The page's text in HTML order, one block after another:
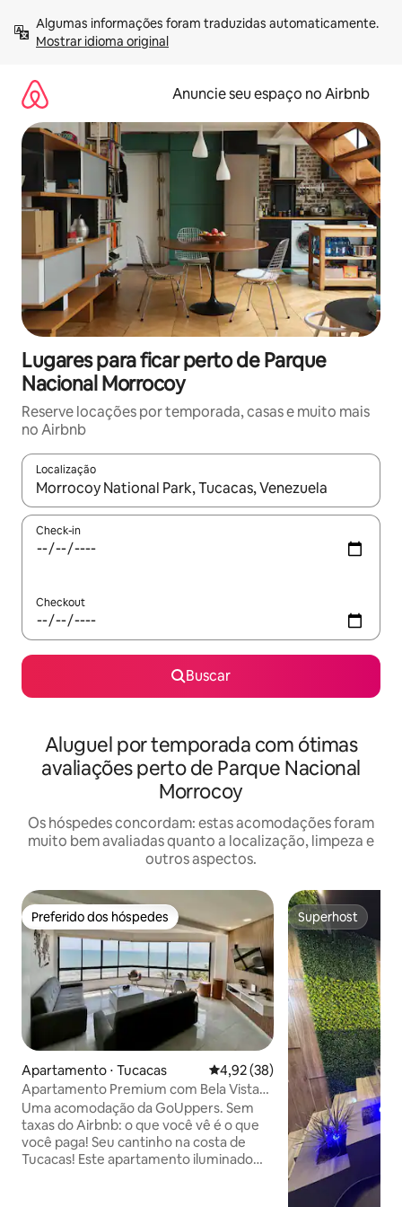
para
Mostrar idioma original
Anuncie seu espaço no Airbnb
Lugares para ficar perto de Parque
Nacional Morrocoy
Reserve locações por temporada, casas e muito mais
no Airbnb
Localização
Quando os resultados estiverem disponíveis, explore-os
Check-in
Checkout
Buscar
Aluguel por temporada com ótimas
avaliações perto de Parque Nacional
Morrocoy
Os hóspedes concordam: estas acomodações foram
muito bem avaliadas quanto a localização, limpeza e
outros aspectos.
Preferido dos hóspedes
Preferido dos hóspedes
Apartamento ⋅ Tucacas 4,92 de uma avaliação média
4,92 (38)
Apartamento Premium com Bela Vista
para o Mar | Tucacas
Uma acomodação da GoUppers. Sem
taxas do Airbnb: o que você vê é o que
você paga! Seu cantinho na costa de
Tucacas! Este apartamento iluminado
Superhost
Superhost